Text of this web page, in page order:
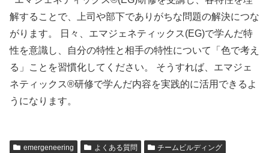
解することで、上司や部下でありがちな問題の解決につな
がります。 日々、エマジェネティックス(EG)で学んだ特
性を意識し、自分の特性と相手の特性について「色で考え
る」ことを習慣化してください。 そうすれば、エマジェ
ネティックス®研修で学んだ内容を実践的に活用できるよ
うになります。
emergeneering よくある質問 チームビルディング